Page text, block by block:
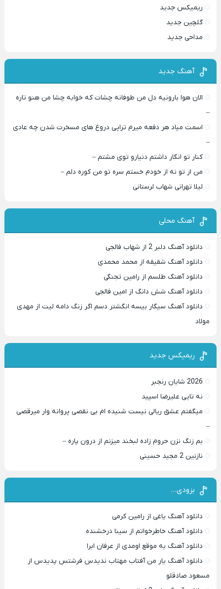
ریمیکس جدید
گلچین جدید
مداحی جدید
آهنگ جدید
الان هوا بارونیه دل من طوفانه چشات که خوابه چشا من هنو تاره
–
اسمت میاد هر دفعه میرم تراپی دروغ‌ های مسخرت شدن چه عادی
–
کنار تو انگار داشتم دنیارو توی مشتم –
من از تو نه از خودم خستم سره تو من کوره دلم –
لیلا تهرانی شهاب لرستانی
آهنگ محلی
دانلود آهنگ دلبر 2 از شهاب فالجی
دانلود آهنگ شقیقه از محمد محمدی
دانلود آهنگ طلسم از رامین تجنگی
دانلود آهنگ شش دانگ از امین فالجی
دانلود آهنگ سیگار بیسه انگشتر دسم اگر زنگ دامه لیت از مهدی
مولاد
ریمیکس جدید
2026 شایان رنجبر
نه تایی علیرضا اسپید
میگفتم عشق ریالی نیست شنیده ام بی نقصی پروانه وار میرقصی
–
بم زنگ نزن حروم زاده لبخند میزنم از درون پاره –
نازنین 2 مجید حسینی
بزودی…
دانلود آهنگ یاغی از رامین کرمی
دانلود آهنگ خاطرخواتم از سینا درخشنده
دانلود آهنگ به موقع اومدی از عرفان ابرا
دانلود آهنگ یار من آفتاب مهتاب ندیدس فرشتس پدیدس از
مسعود صادقلو